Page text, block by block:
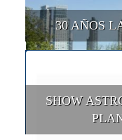
30 AÑOS
SHOW